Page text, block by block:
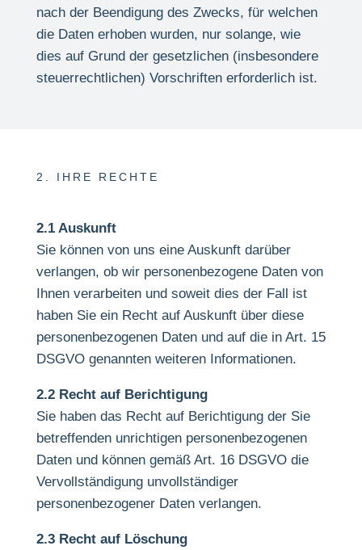
nach der Beendigung des Zwecks, für welchen
die Daten erhoben wurden, nur solange, wie
dies auf Grund der gesetzlichen (insbesondere
steuerrechtlichen) Vorschriften erforderlich ist.
2. IHRE RECHTE
2.1 Auskunft
Sie können von uns eine Auskunft darüber
verlangen, ob wir personenbezogene Daten von
Ihnen verarbeiten und soweit dies der Fall ist
haben Sie ein Recht auf Auskunft über diese
personenbezogenen Daten und auf die in Art. 15
DSGVO genannten weiteren Informationen.
2.2 Recht auf Berichtigung
Sie haben das Recht auf Berichtigung der Sie
betreffenden unrichtigen personenbezogenen
Daten und können gemäß Art. 16 DSGVO die
Vervollständigung unvollständiger
personenbezogener Daten verlangen.
2.3 Recht auf Löschung